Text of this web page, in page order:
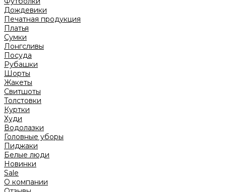
Дождевики
Печатная продукция
Платья
Сумки
Лонгсливы
Посуда
Рубашки
Шорты
Жакеты
Свитшоты
Толстовки
Куртки
Худи
Водолазки
Головные уборы
Пиджаки
Белые люди
Новинки
Sale
О компании